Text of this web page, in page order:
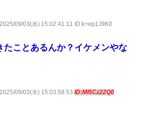
2025/09/03(水) 15:02:41.11 ID:k+ep1J9K0
たことあるんか？イケメンやな
2025/09/03(水) 15:03:58.53 ID:Ml5Cz22Q0